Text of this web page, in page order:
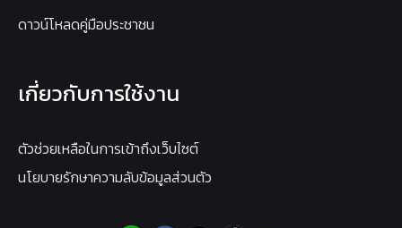
ดาวน์โหลดคู่มือประชาชน
เกี่ยวกับการใช้งาน
ตัวช่วยเหลือในการเข้าถึงเว็บไซต์
นโยบายรักษาความลับข้อมูลส่วนตัว